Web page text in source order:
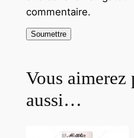
commentaire.
Vous aimerez
aussi…